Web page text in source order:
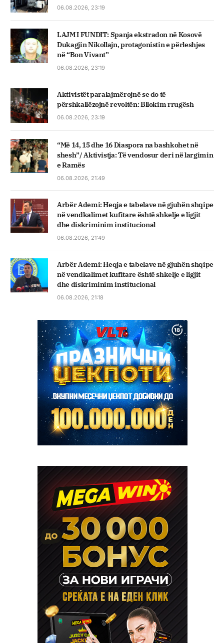
06.08.2026, 23:19
LAJM I FUNDIT: Spanja ekstradon në Kosovë
Dukagjin Nikollajn, protagonistin e përleshjes
në “Bon Vivant”
06.08.2026, 23:19
Aktivistët paralajmërojnë se do të
përshkallëzojnë revoltën: Bllokim rrugësh
06.08.2026, 23:19
“Më 14, 15 dhe 16 Diaspora na bashkohet në
shesh”/ Aktivistja: Të vendosur deri në largimin
e Ramës
06.08.2026, 21:49
Arbër Ademi: Heqja e tabelave në gjuhën shqipe
në vendkalimet kufitare është shkelje e ligjit
dhe diskriminim institucional
06.08.2026, 21:49
Arbër Ademi: Heqja e tabelave në gjuhën shqipe
në vendkalimet kufitare është shkelje e ligjit
dhe diskriminim institucional
06.08.2026, 21:18